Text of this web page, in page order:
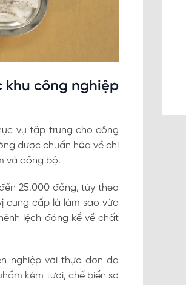
khu công nghiệp
vụ tập trung cho công
được chuẩn hóa về chi
và đồng bộ.
25.000 đồng, tùy theo
cung cấp là làm sao vừa
lệch đáng kể về chất
nghiệp với thực đơn đa
kém tươi, chế biến sơ